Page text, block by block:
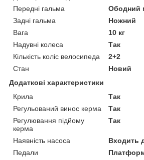
Передні гальма
Ободний
Задні гальма
Ножний
Вага
10 кг
Надувні колеса
Так
Кількість коліс велосипеда
2+2
Стан
Новий
Додаткові характеристики
Крила
Так
Регульований винос керма
Так
Регулювання підйому
керма
Так
Наявність насоса
Входить
Педали